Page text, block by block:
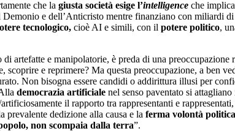
che la giusta società esige l’intelligence che
e dell’Anticristo mentre finanziano con miliardi
tecnologico, cioè AI e simili, con il potere politico,
di artefatte e manipolatorie, è preda di una preoccupazione
e reprimere? Ma questa preoccupazione, a ben
Non bisogna essere candidi o addirittura illusi per
democrazia artificiale nel senso paventato si
il rapporto tra rappresentanti e
prevalente dedizione alla causa e la ferma volontà
non scompaia dalla terra”.